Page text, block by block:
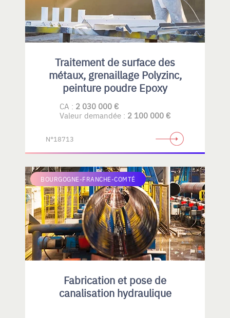
Traitement de surface des
métaux, grenaillage Polyzinc,
peinture poudre Epoxy
CA : 2 030 000 €
Valeur demandée : 2 100 000 €
N°18713
BOURGOGNE-FRANCHE-COMTÉ
Fabrication et pose de
canalisation hydraulique